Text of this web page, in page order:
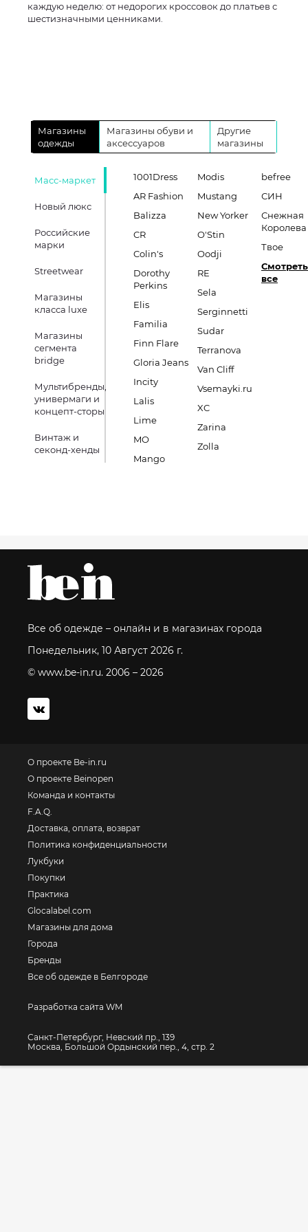
каждую неделю: от недорогих кроссовок до платьев с
шестизначными ценниками.
Магазины
одежды
Магазины обуви и
аксессуаров
Другие
магазины
Масс-маркет
Новый люкс
Российские
марки
Streetwear
Магазины
класса luxe
Магазины
сегмента
bridge
Мультибренды,
универмаги и
концепт-сторы
Винтаж и
секонд-хенды
1001Dress
AR Fashion
Balizza
CR
Colin's
Dorothy
Perkins
Elis
Familia
Finn Flare
Gloria Jeans
Incity
Lalis
Lime
MO
Mango
Modis
Mustang
New Yorker
O'Stin
Oodji
RE
Sela
Serginnetti
Sudar
Terranova
Van Cliff
Vsemayki.ru
XC
Zarina
Zolla
befree
СИН
Снежная
Королева
Твое
Смотреть
все
Все об одежде – онлайн и в магазинах города
Понедельник, 10 Август 2026 г.
© www.be-in.ru. 2006 – 2026
О проекте Be-in.ru
О проекте Beinopen
Команда и контакты
F.A.Q.
Доставка, оплата, возврат
Политика конфиденциальности
Лукбуки
Покупки
Практика
Glocalabel.com
Магазины для дома
Города
Бренды
Все об одежде в Белгороде
Разработка сайта WM
Санкт-Петербург, Невский пр., 139
Москва, Большой Ордынский пер., 4, стр. 2